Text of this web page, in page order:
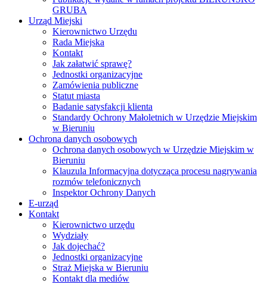
GRUBA
Urząd Miejski
Kierownictwo Urzędu
Rada Miejska
Kontakt
Jak załatwić sprawę?
Jednostki organizacyjne
Zamówienia publiczne
Statut miasta
Badanie satysfakcji klienta
Standardy Ochrony Małoletnich w Urzędzie Miejskim
w Bieruniu
Ochrona danych osobowych
Ochrona danych osobowych w Urzędzie Miejskim w
Bieruniu
Klauzula Informacyjna dotycząca procesu nagrywania
rozmów telefonicznych
Inspektor Ochrony Danych
E-urząd
Kontakt
Kierownictwo urzędu
Wydziały
Jak dojechać?
Jednostki organizacyjne
Straż Miejska w Bieruniu
Kontakt dla mediów